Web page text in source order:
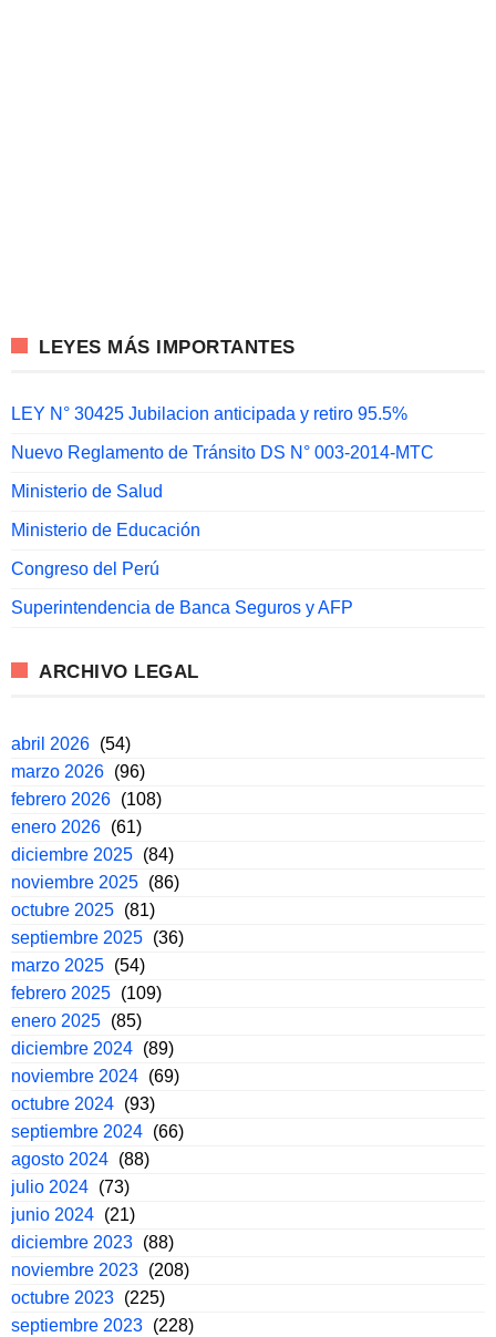
LEYES MÁS IMPORTANTES
LEY N° 30425 Jubilacion anticipada y retiro 95.5%
Nuevo Reglamento de Tránsito DS N° 003-2014-MTC
Ministerio de Salud
Ministerio de Educación
Congreso del Perú
Superintendencia de Banca Seguros y AFP
ARCHIVO LEGAL
abril 2026 (54)
marzo 2026 (96)
febrero 2026 (108)
enero 2026 (61)
diciembre 2025 (84)
noviembre 2025 (86)
octubre 2025 (81)
septiembre 2025 (36)
marzo 2025 (54)
febrero 2025 (109)
enero 2025 (85)
diciembre 2024 (89)
noviembre 2024 (69)
octubre 2024 (93)
septiembre 2024 (66)
agosto 2024 (88)
julio 2024 (73)
junio 2024 (21)
diciembre 2023 (88)
noviembre 2023 (208)
octubre 2023 (225)
septiembre 2023 (228)